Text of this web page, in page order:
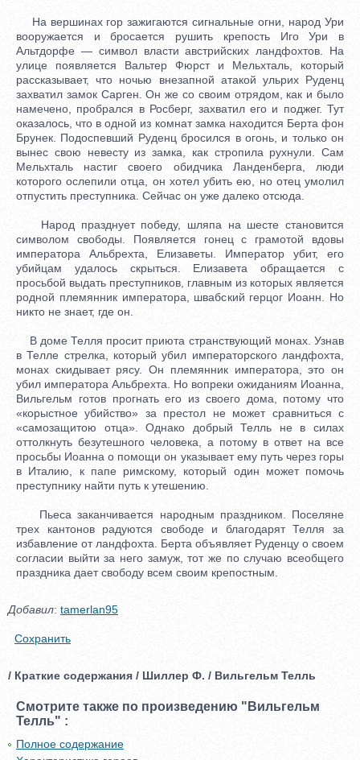
На вершинах гор зажигаются сигнальные огни, народ Ури
вооружается и бросается рушить крепость Иго Ури в
Альтдорфе — символ власти австрийских ландфохтов. На
улице появляется Вальтер Фюрст и Мельхталь, который
рассказывает, что ночью внезапной атакой ульрих Руденц
захватил замок Сарген. Он же со своим отрядом, как и было
намечено, пробрался в Росберг, захватил его и поджег. Тут
оказалось, что в одной из комнат замка находится Берта фон
Брунек. Подоспевший Руденц бросился в огонь, и только он
вынес свою невесту из замка, как стропила рухнули. Сам
Мельхталь настиг своего обидчика Ланденберга, люди
которого ослепили отца, он хотел убить ею, но отец умолил
отпустить преступника. Сейчас он уже далеко отсюда.
Народ празднует победу, шляпа на шесте становится
символом свободы. Появляется гонец с грамотой вдовы
императора Альбрехта, Елизаветы. Император убит, его
убийцам удалось скрыться. Елизавета обращается с
просьбой выдать преступников, главным из которых является
родной племянник императора, швабский герцог Иоанн. Но
никто не знает, где он.
В доме Телля просит приюта странствующий монах. Узнав
в Телле стрелка, который убил императорского ландфохта,
монах скидывает рясу. Он племянник императора, это он
убил императора Альбрехта. Но вопреки ожиданиям Иоанна,
Вильгельм готов прогнать его из своего дома, потому что
«корыстное убийство» за престол не может сравниться с
«самозащитою отца». Однако добрый Телль не в силах
оттолкнуть безутешного человека, а потому в ответ на все
просьбы Иоанна о помощи он указывает ему путь через горы
в Италию, к папе римскому, который один может помочь
преступнику найти путь к утешению.
Пьеса заканчивается народным праздником. Поселяне
трех кантонов радуются свободе и благодарят Телля за
избавление от ландфохта. Берта объявляет Руденцу о своем
согласии выйти за него замуж, тот же по случаю всеобщего
праздника дает свободу всем своим крепостным.
Добавил: tamerlan95
Сохранить
/ Краткие содержания / Шиллер Ф. / Вильгельм Телль
Смотрите также по произведению "Вильгельм
Телль" :
Полное содержание